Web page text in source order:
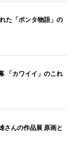
た「ポンタ物語」の
「カワイイ」のこれ
さんの作品展 原画と